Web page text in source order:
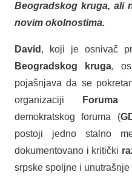
Beogradskog kruga, ali
novim okolnostima.
David , koji je osnivač
Beogradskog kruga,
pojašnjava da se
organizaciji
Foruma
demokratskog foruma (
postoji jedno stalno
dokumentovano i kritički
srpske spoljne i